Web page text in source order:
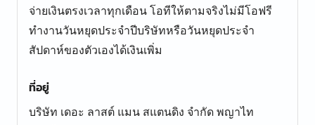
จ่ายเงินตรงเวลาทุกเดือน โอทีให้ตามจริงไม่มีโอฟรี
ทำงานวันหยุดประจำปีบริษัท​หรือวันหยุดประจำ
สัปดาห์​ของตัวเองได้เงินเพิ่ม
ที่อยู่
บริษัท เดอะ ลาสต์ แมน สแตนดิง จำกัด พญาไท